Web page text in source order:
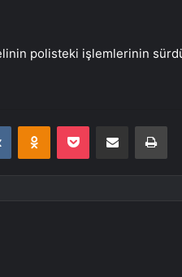
polisteki işlemlerinin
VKontakteOdnoklassniki
Pocket E-Posta ile paylaş